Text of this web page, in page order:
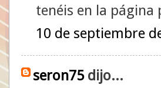
tenéis en la
10 de septiembre
seron75dijo...